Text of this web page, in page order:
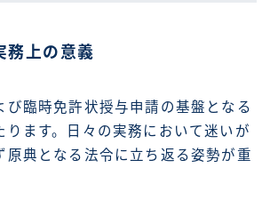
務上の意義
臨時免許状授与申請の基盤となる
ります。日々の実務において迷いが
原典となる法令に立ち返る姿勢が重